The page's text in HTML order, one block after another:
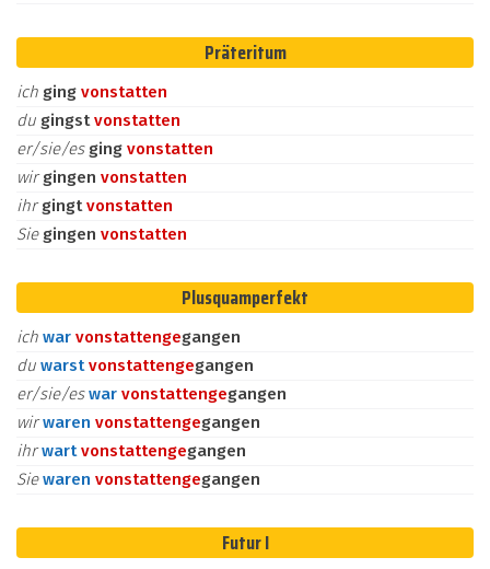
Präteritum
ich ging vonstatten
du gingstvonstatten
er/sie/es ging vonstatten
wirgingen vonstatten
ihrgingtvonstatten
Sie gingen vonstatten
Plusquamperfekt
ich war vonstattengegangen
du warstvonstattengegangen
er/sie/eswar vonstattengegangen
wirwaren vonstattengegangen
ihrwartvonstattengegangen
Siewaren vonstattengegangen
Futur I